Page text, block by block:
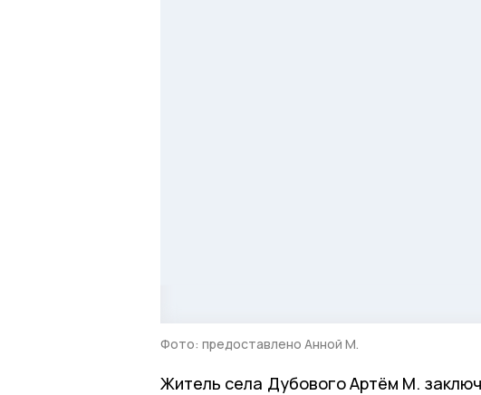
Фото: предоставлено Анной М.
Житель села Дубового Артём М.